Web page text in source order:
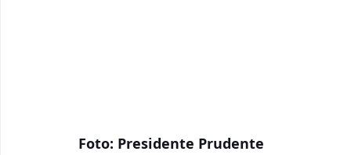
Foto: Presidente Prudente